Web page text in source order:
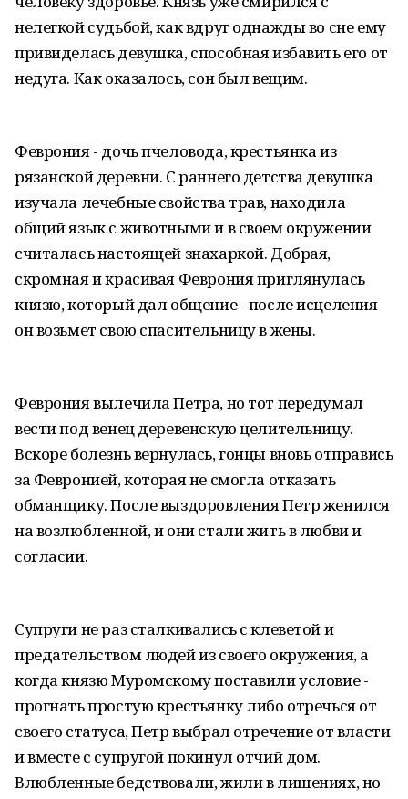
нелегкой судьбой, как вдруг однажды во сне ему
привиделась девушка, способная избавить его от
недуга. Как оказалось, сон был вещим.
Феврония - дочь пчеловода, крестьянка из
рязанской деревни. С раннего детства девушка
изучала лечебные свойства трав, находила
общий язык с животными и в своем окружении
считалась настоящей знахаркой. Добрая,
скромная и красивая Феврония приглянулась
князю, который дал общение - после исцеления
он возьмет свою спасительницу в жены.
Феврония вылечила Петра, но тот передумал
вести под венец деревенскую целительницу.
Вскоре болезнь вернулась, гонцы вновь отправись
за Февронией, которая не смогла отказать
обманщику. После выздоровления Петр женился
на возлюбленной, и они стали жить в любви и
согласии.
Супруги не раз сталкивались с клеветой и
предательством людей из своего окружения, а
когда князю Муромскому поставили условие -
прогнать простую крестьянку либо отречься от
своего статуса, Петр выбрал отречение от власти
и вместе с супругой покинул отчий дом.
Влюбленные бедствовали, жили в лишениях, но